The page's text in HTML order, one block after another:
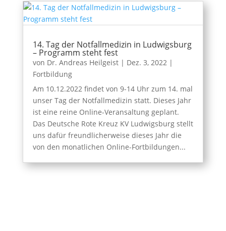
14. Tag der Notfallmedizin in Ludwigsburg
– Programm steht fest
von Dr. Andreas Heilgeist| Dez. 3, 2022|
Fortbildung
Am 10.12.2022 findet von 9-14 Uhr zum 14. mal
unser Tag der Notfallmedizin statt. Dieses Jahr
ist eine reine Online-Veransaltung geplant.
Das Deutsche Rote Kreuz KV Ludwigsburg stellt
uns dafür freundlicherweise dieses Jahr die
von den monatlichen Online-Fortbildungen...